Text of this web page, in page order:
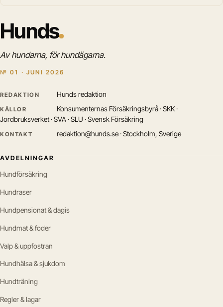
Hunds
Av hundarna, för hundägarna.
№ 01 · JUNI 2026
REDAKTION Hunds redaktion
KÄLLOR
Konsumenternas Försäkringsbyrå · SKK ·
Jordbruksverket · SVA · SLU · Svensk Försäkring
KONTAKT redaktion@hunds.se · Stockholm, Sverige
AVDELNINGAR
Hundförsäkring
Hundraser
Hundpensionat & dagis
Hundmat & foder
Valp & uppfostran
Hundhälsa & sjukdom
Hundträning
Regler & lagar